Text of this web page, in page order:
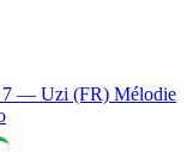
7 — Uzi (FR) Mélodie